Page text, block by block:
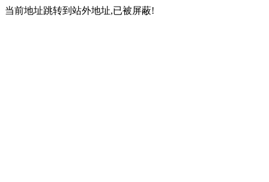
当前地址跳转到站外地址,已被屏蔽!